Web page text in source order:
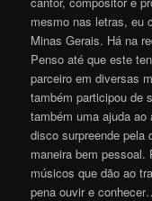
mesmo nas letras, eu
Minas Gerais. Há na
Penso até que este
parceiro em diversas
também participou de
também uma ajuda
disco surpreende pela
maneira bem pessoal.
músicos que dão ao
pena ouvir e conhecer